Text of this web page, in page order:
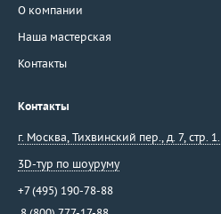
О компании
Наша мастерская
Контакты
Контакты
г. Москва, Тихвинский пер., д. 7, стр. 1.
3D-тур по шоуруму
+7 (495) 190-78-88